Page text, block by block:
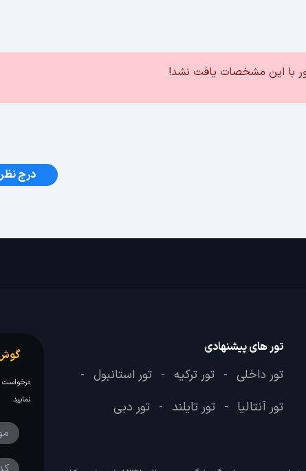
با این مشخصات یافت نشد!
درج نظر
تور های پیشنهادی
تور داخلی - تور ترکیه - تور استانبول -
تور آنتالیا - تور تایلند - تور دبی
درخواست
نمایید